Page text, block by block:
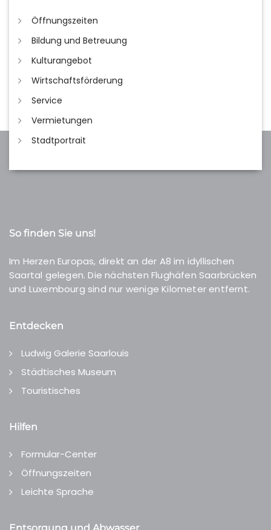
Öffnungszeiten
Bildung und Betreuung
Kulturangebot
Wirtschaftsförderung
Service
Vermietungen
Stadtportrait
So finden Sie uns!
Im Herzen Europas, direkt an der A8 im idyllischen
Saartal gelegen. Die nächsten Flughäfen Saarbrücken
und Luxembourg sind nur wenige Kilometer entfernt.
Entdecken
Ludwig Galerie Saarlouis
Städtisches Museum
Touristisches
Hilfen
Formular-Center
Öffnungszeiten
Leichte Sprache